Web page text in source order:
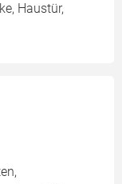
Haustür,